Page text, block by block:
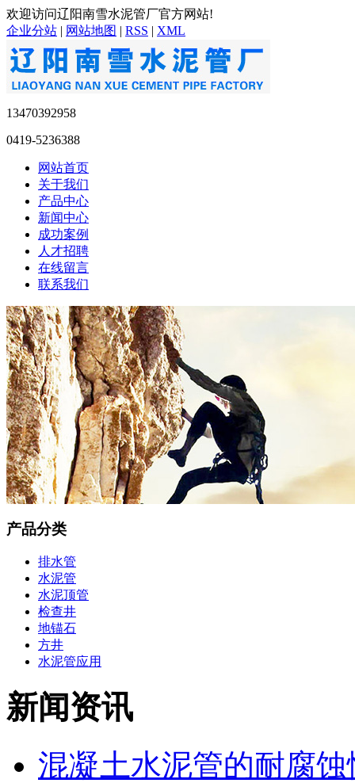
欢迎访问辽阳南雪水泥管厂官方网站!
企业分站 | 网站地图 | RSS | XML
13470392958
0419-5236388
网站首页
关于我们
产品中心
新闻中心
成功案例
人才招聘
在线留言
联系我们
产品分类
排水管
水泥管
水泥顶管
检查井
地锚石
方井
水泥管应用
新闻资讯
混凝土水泥管的耐腐蚀